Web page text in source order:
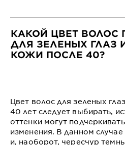
КАКОЙ ЦВЕТ ВОЛОС
ДЛЯ ЗЕЛЕНЫХ ГЛАЗ
КОЖИ ПОСЛЕ 40?
Цвет волос для зеленых
40 лет следует выбирать,
оттенки могут
изменения. В данном
и, наоборот, чересчур